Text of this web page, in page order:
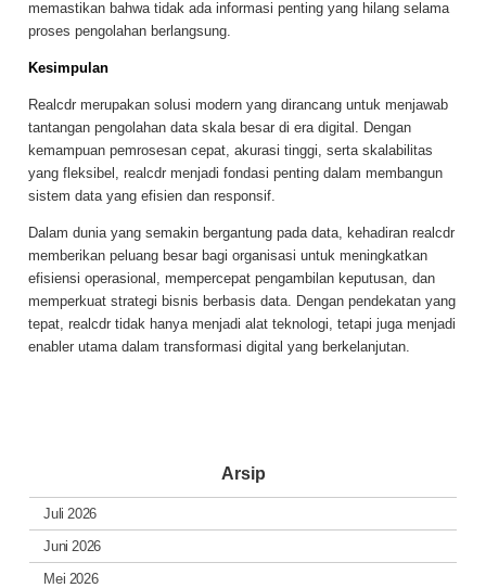
memastikan bahwa tidak ada informasi penting yang hilang selama
proses pengolahan berlangsung.
Kesimpulan
Realcdr merupakan solusi modern yang dirancang untuk menjawab
tantangan pengolahan data skala besar di era digital. Dengan
kemampuan pemrosesan cepat, akurasi tinggi, serta skalabilitas
yang fleksibel, realcdr menjadi fondasi penting dalam membangun
sistem data yang efisien dan responsif.
Dalam dunia yang semakin bergantung pada data, kehadiran realcdr
memberikan peluang besar bagi organisasi untuk meningkatkan
efisiensi operasional, mempercepat pengambilan keputusan, dan
memperkuat strategi bisnis berbasis data. Dengan pendekatan yang
tepat, realcdr tidak hanya menjadi alat teknologi, tetapi juga menjadi
enabler utama dalam transformasi digital yang berkelanjutan.
Arsip
Juli 2026
Juni 2026
Mei 2026